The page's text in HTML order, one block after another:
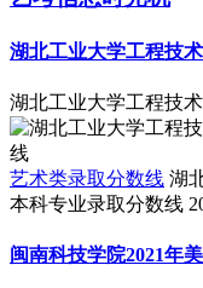
湖北工业大学工程技
湖北工业大学工程技
艺术类录取分数线 湖
本科专业录取分数线
闽南科技学院2021年